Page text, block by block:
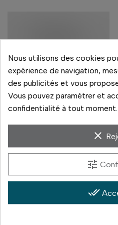
En stock
Nous utilisons des cookies
expérience de navigation,
des publicités et vous
Vous pouvez paramétrer et
confidentialité à tout moment.
clear
tune
done_all